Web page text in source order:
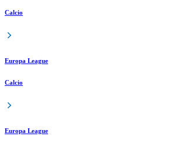
Calcio
Europa League
Calcio
Europa League